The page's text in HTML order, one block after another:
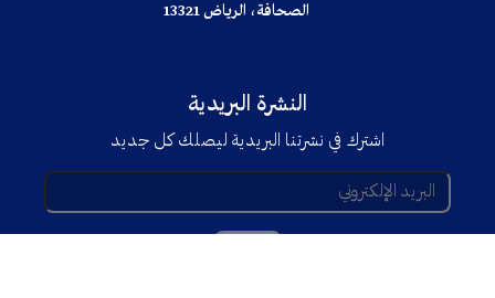
الصحافة، الرياض 13321
النشرة البريدية
اشترك في نشرتنا البريدية ليصلك كل جديد